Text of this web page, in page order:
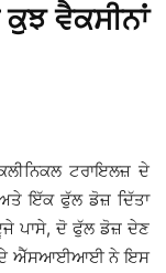
ਵੈਕਸੀਨਾਂ
ਟਰਾਇਲਜ਼ ਦੇ
ਇੱਕ ਫੁੱਲ ਡੋਜ਼ ਦਿੱਤਾ
ਪਾਸੇ, ਦੋ ਫੁੱਲ ਡੋਜ਼ ਦੇਣ
ਦੇ ਐੱਸਆਈਆਈ ਨੇ ਇਸ